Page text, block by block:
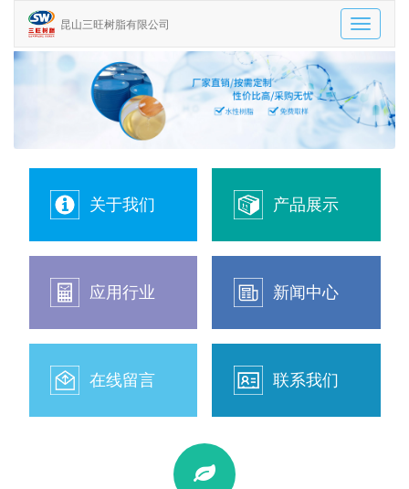
Toggle
昆山三旺树脂有限公司
关于我们 产品展示
应用行业 新闻中心
在线留言 联系我们